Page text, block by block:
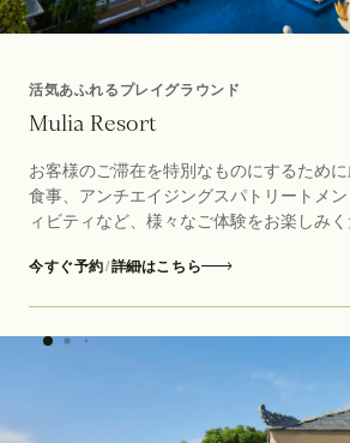
活気あふれるプレイグラウンド
Mulia Resort
お客様のご滞在を特別なものにするため
食事、アンチエイジングスパトリートメ
ィビティなど、様々なご体験をお楽しみく
今すぐ予約/詳細はこちら